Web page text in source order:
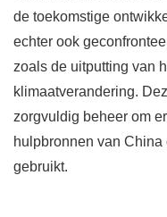
de toekomstige
echter ook
zoals de uitputting van
klimaatverandering.
zorgvuldig beheer om
hulpbronnen van
gebruikt.